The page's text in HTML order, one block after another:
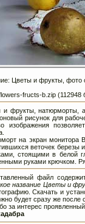
Цветы и фрукты, фото
fructs-b.zip (112948
и фрукты, натюрморты,
рисунок для
изображения
на экран монитора
веточек
стоящими в белой
руками крючком.
файл
название Цветы и
Скачать и
будет сразу же после
за интерес